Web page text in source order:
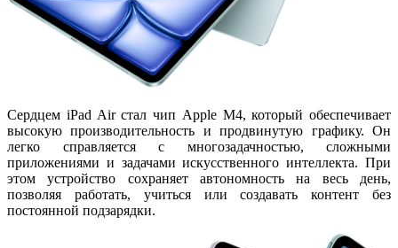
Сердцем iPad Air стал чип Apple M4, который обеспечивает
высокую производительность и продвинутую графику. Он
легко справляется с многозадачностью, сложными
приложениями и задачами искусственного интеллекта. При
этом устройство сохраняет автономность на весь день,
позволяя работать, учиться или создавать контент без
постоянной подзарядки.